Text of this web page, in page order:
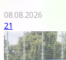
08.08.2026
21